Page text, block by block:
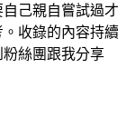
己親自嘗試過才
收錄的內容持續
絲團跟我分享